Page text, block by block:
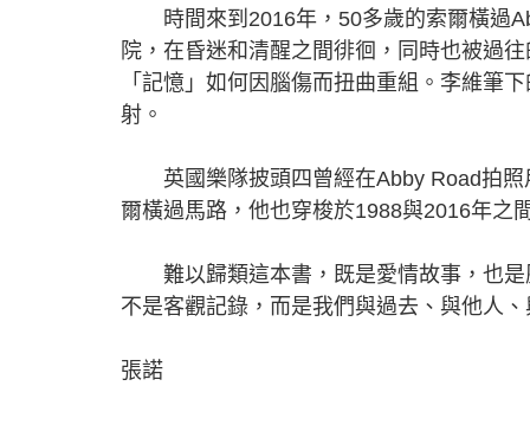
時間來到2016年，50多歲的索爾橫過
院，在昏迷和清醒之間徘徊，同時也被過
「記憶」如何因腦傷而扭曲重組。李維筆
射。
英國樂隊披頭四曾經在Abby Road拍照
爾橫過馬路，他也穿梭於1988與2016年之
難以歸類這本書，既是愛情故事，也是
不是客觀記錄，而是我們與過去、與他人
張諾